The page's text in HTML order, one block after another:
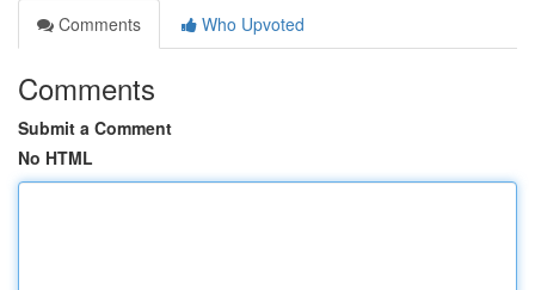
Comments
Who Upvoted
Comments
Submit a Comment
No HTML